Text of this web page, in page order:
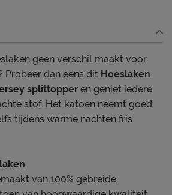
geen verschil maakt voor
dan eens dit Hoeslaken
splittopper en geniet iedere
stof. Het katoen neemt goed
tijdens warme nachten fris
van 100% gebreide